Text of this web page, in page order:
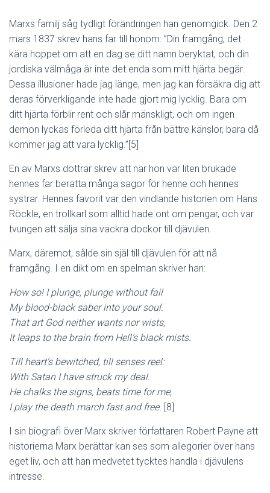
Marxs familj såg tydligt förändringen han genomgick. Den 2
mars 1837 skrev hans far till honom: ”Din framgång, det
kära hoppet om att en dag se ditt namn beryktat, och din
jordiska välmåga är inte det enda som mitt hjärta begär.
Dessa illusioner hade jag länge, men jag kan försäkra dig att
deras förverkligande inte hade gjort mig lycklig. Bara om
ditt hjärta förblir rent och slår mänskligt, och om ingen
demon lyckas förleda ditt hjärta från bättre känslor, bara då
kommer jag att vara lycklig.”[5]
En av Marxs döttrar skrev att när hon var liten brukade
hennes far berätta många sagor för henne och hennes
systrar. Hennes favorit var den vindlande historien om Hans
Röckle, en trollkarl som alltid hade ont om pengar, och var
tvungen att sälja sina vackra dockor till djävulen.
Marx, däremot, sålde sin själ till djävulen för att nå
framgång. I en dikt om en spelman skriver han:
How so! I plunge, plunge without fail
My blood-black saber into your soul.
That art God neither wants nor wists,
It leaps to the brain from Hell’s black mists.
Till heart’s bewitched, till senses reel:
With Satan I have struck my deal.
He chalks the signs, beats time for me,
I play the death march fast and free. [8]
I sin biografi över Marx skriver författaren Robert Payne att
historierna Marx berättar kan ses som allegorier över hans
eget liv, och att han medvetet tycktes handla i djävulens
intresse.